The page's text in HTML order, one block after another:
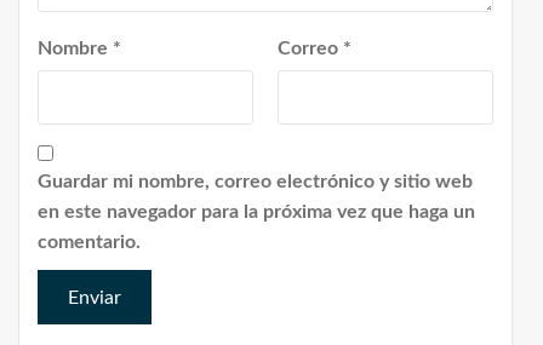
Nombre * Correo *
Guardar mi nombre, correo electrónico y sitio web
en este navegador para la próxima vez que haga un
comentario.